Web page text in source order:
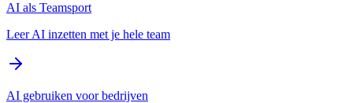
AI als Teamsport
Leer AI inzetten met je hele team
AI gebruiken voor bedrijven